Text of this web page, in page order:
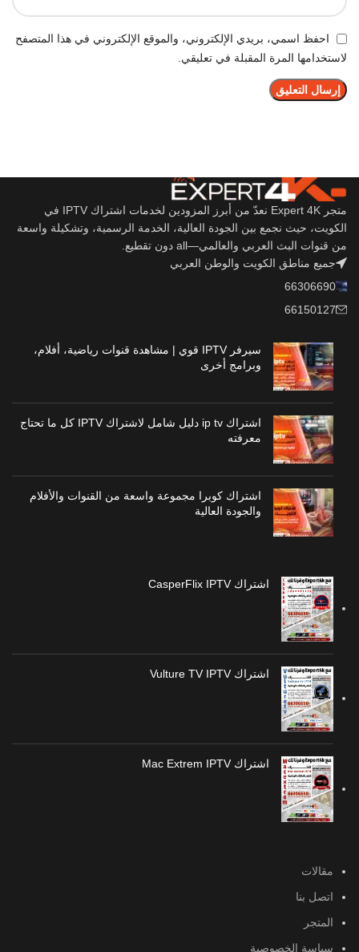
احفظ اسمي، بريدي الإلكتروني، والموقع الإلكتروني في هذا المتصفح
لاستخدامها المرة المقبلة في تعليقي.
متجر Expert 4K نعدّ من أبرز المزودين لخدمات اشتراك IPTV في
الكويت، حيث نجمع بين الجودة العالية، الخدمة الرسمية، وتشكيلة واسعة
من قنوات البث العربي والعالمي—all دون تقطيع.
جميع مناطق الكويت والوطن العربي
66306690
66150127
سيرفر IPTV قوي | مشاهدة قنوات رياضية، أفلام،
وبرامج أخرى
اشتراك ip tv دليل شامل لاشتراك IPTV كل ما تحتاج
معرفته
اشتراك كوبرا مجموعة واسعة من القنوات والأفلام
والجودة العالية
اشتراك CasperFlix IPTV
اشتراك Vulture TV IPTV
اشتراك Mac Extrem IPTV
مقالات
اتصل بنا
المتجر
سياسة الخصوصية